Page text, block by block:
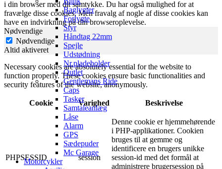
Baglygter
Forlygte
Styr
Håndtag 22mm
Spejle
Udstødning
Nr.pladeholder
Outlet
Gentlemans Ride
Caps
Tasker
Samtaleanlæg
Låse
Alarm
GPS
Sædepuder
Mc Garage
Motorcykler
i din browser med dit samtykke. Du har også mulighed for at
fravælge disse cookies. Men fravalg af nogle af disse cookies kan
have en indvirkning på din browseroplevelse.
Nødvendige
Nødvendige
Altid aktiveret
Necessary cookies are absolutely essential for the website to
function properly. These cookies ensure basic functionalities and
security features of the website, anonymously.
Cookie Varighed Beskrivelse
PHPSESSID session
Denne cookie er hjemmehørende
i PHP-applikationer. Cookien
bruges til at gemme og
identificere en brugers unikke
session-id med det formål at
administrere brugersession på